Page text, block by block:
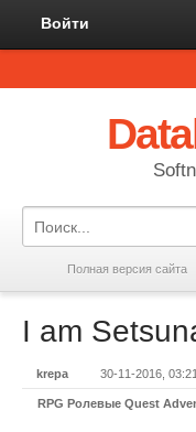
Войти
Полная версия сайта
I am
krepa 30-11-2016, 03:21
RPG Ролевые Quest